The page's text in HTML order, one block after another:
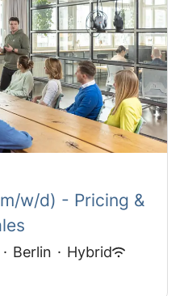
w/d) - Pricing &
· Berlin · Hybrid